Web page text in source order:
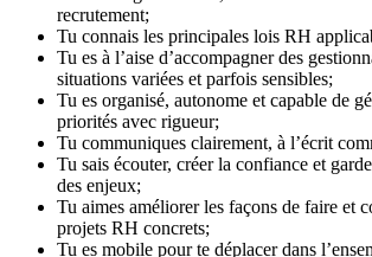
recrutement;
Tu connais les principales lois RH
Tu es à l’aise d’accompagner des
situations variées et parfois sensibles;
Tu es organisé, autonome et capable de
priorités avec rigueur;
Tu communiques clairement, à l’écrit
Tu sais écouter, créer la confiance et
des enjeux;
Tu aimes améliorer les façons de faire et
projets RH concrets;
Tu es mobile pour te déplacer dans